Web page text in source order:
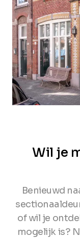
Wil je
Benieuwd
of wil je
mogelijk is?